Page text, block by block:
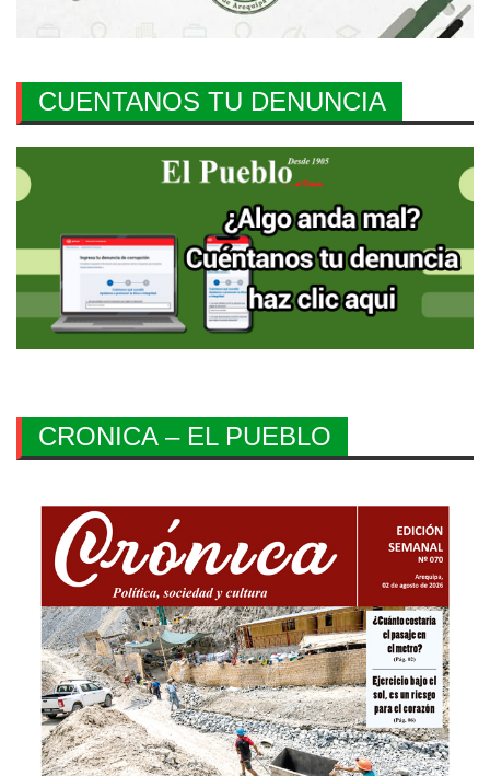
CUENTANOS TU DENUNCIA
CRONICA – EL PUEBLO